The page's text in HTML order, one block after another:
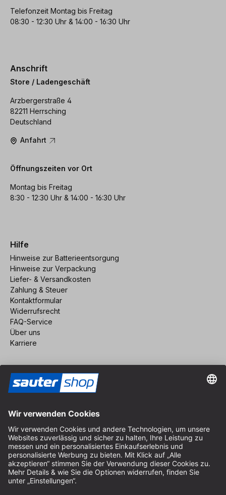
Telefonzeit Montag bis Freitag
08:30 - 12:30 Uhr & 14:00 - 16:30 Uhr
Anschrift
Store / Ladengeschäft
Arzbergerstraße 4
82211 Herrsching
Deutschland
Anfahrt
Öffnungszeiten vor Ort
Montag bis Freitag
8:30 - 12:30 Uhr & 14:00 - 16:30 Uhr
Hilfe
Hinweise zur Batterieentsorgung
Hinweise zur Verpackung
Liefer- & Versandkosten
Zahlung & Steuer
Kontaktformular
Widerrufsrecht
FAQ-Service
Über uns
Karriere
Impressum
AGB
Datenschutz
Cookie-Einstellungen